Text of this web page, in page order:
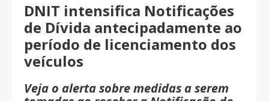
DNIT intensifica Notificações
de Dívida antecipadamente ao
período de licenciamento dos
veículos
Veja o alerta sobre medidas a serem